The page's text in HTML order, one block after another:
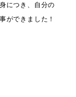
につき、自分の
ができました！